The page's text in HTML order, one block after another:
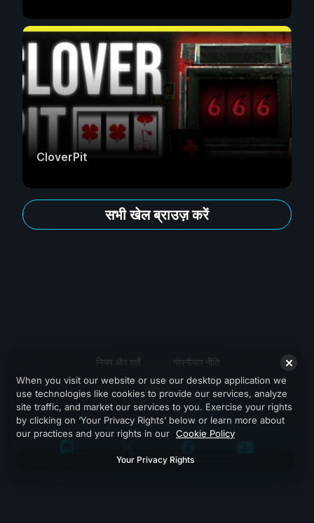
CloverPit
सभी खेल ब्राउज़ करें
नियम और शर्तें गोपनीयता नीति
सहायता
When you visit our website or use our desktop application we
use technologies like cookies to provide our services, analyze
site traffic, and market our services to you. Exercise your rights
by clicking on ‘Your Privacy Rights’ below or learn more about
our practices and your rights in our Cookie Policy
Your Privacy Rights